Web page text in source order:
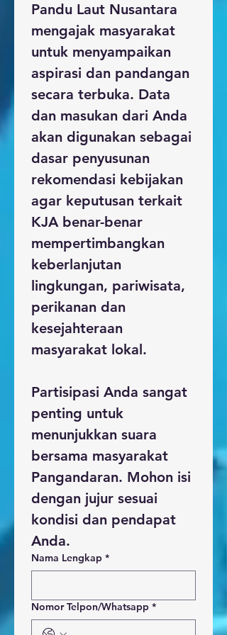
Pandu Laut Nusantara
mengajak masyarakat
untuk menyampaikan
aspirasi dan pandangan
secara terbuka. Data
dan masukan dari Anda
akan digunakan sebagai
dasar penyusunan
rekomendasi kebijakan
agar keputusan terkait
KJA benar-benar
mempertimbangkan
keberlanjutan
lingkungan, pariwisata,
perikanan dan
kesejahteraan
masyarakat lokal.
Partisipasi Anda sangat
penting untuk
menunjukkan suara
bersama masyarakat
Pangandaran. Mohon isi
dengan jujur sesuai
kondisi dan pendapat
Anda.
Nama Lengkap *
Nomor Telpon/Whatsapp *